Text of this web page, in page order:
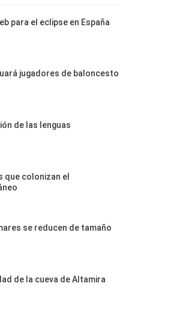
para el eclipse en España
jugadores de baloncesto
de las lenguas
que colonizan el
se reducen de tamaño
de la cueva de Altamira